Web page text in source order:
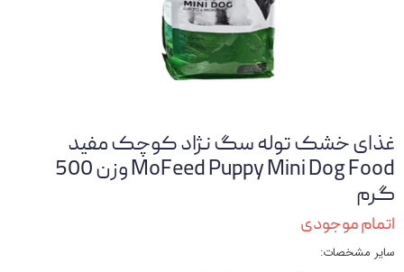
غذای خشک توله سگ نژاد کوچک مفید
MoFeed Puppy Mini Dog Food وزن 500
گرم
اتمام موجودی
سایر مشخصات: